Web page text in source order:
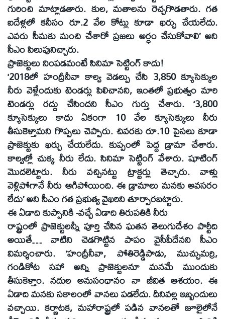
గురించి మాట్లాడతారు. కుల, మతాలను రెచ్చగొడతారు. గత
ఐదేళ్లలో కనీసం రూ.2 వేల కోట్లు కూడా ఖర్చు చేయలేదు.
ఎవరు సీమకు మంచి చేశారో ప్రజలు అర్ధం చేసుకోవాలి’ అని
సీఎం పిలుపునిచ్చారు.
ప్రాజెక్టులు నింపడమంటే సినిమా సెట్టింగ్‌ కాదు!
‘2018లో హంద్రీనీవా కాల్వ వెడల్పు చేసి 3,850 క్యూసెక్కుల
నీరు వెళ్లేందుకు టెండర్లు పిలిచానని, ఇంతలో ప్రభుత్వం మారి
టెండర్లు రద్దు చేసిందని సీఎం గుర్తు చేశారు. ‘3,800
క్యూసెక్కులు కాదు ఏకంగా 10 వేల క్యూసెక్కులు నీరు
తీసుకెళ్తామని గొప్పలు చెప్పారు. చివరకు రూ.10 పైసలు కూడా
ప్రాజెక్టుకు ఖర్చు చేయలేదు. కుప్పంలో పెద్ద డ్రామా చేశారు.
కాల్వల్లో చుక్క నీరు లేదు. సినిమా సెట్టింగ్‌ వేశారు. షూటింగ్‌
మొదలెట్టారు. నీరు వచ్చినట్టు ట్రాక్టర్లు తెచ్చారు. వాళ్లు
వెళ్లిపోగానే నీరు ఆగిపోయింది. ఈ డ్రామాలు మనకు అవసరం
లేదు’ అని సీఎం గత ప్రభుత్వ వైఖరిని తూర్పారబట్టారు.
ఈ ఏడాది కుప్పానికి -వచ్చే ఏడాది తిరుపతికి నీరు
రాష్ట్రంలో ప్రాజెక్టులన్నీ పూర్తి చేసిన ఘతన తెలుగుదేశం పార్టీది
అయితే… వాటిని చెడగొట్టిన పాపం వైసీపీదేనని సీఎం
విమర్శించారు. ‘హంద్రీనీవా, పోతిరెడ్డిపాడు, ముచ్చుమర్రి,
గండికోట సహా అన్ని ప్రాజెక్టులనూ మనమే ముందుకు
తీసుకెళ్తాం. నదుల అనుసంధానం నా జీవిత ఆశయం. ఈ
ఏడాది మనకు సకాలంలో వానలు పడలేదు. దీనివల్ల ఇబ్బందులు
వచ్చాయి. కర్ణాటక, మహారాష్ట్రలో పడిన వానలతో జూలైలోనే